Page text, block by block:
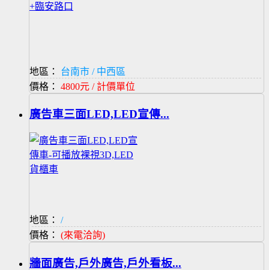
地區：
台南市 / 中西區
價格： 4800元 / 計價單位
廣告車三面LED,LED宣傳...
地區：
/
價格： (來電洽詢)
牆面廣告,戶外廣告,戶外看板...